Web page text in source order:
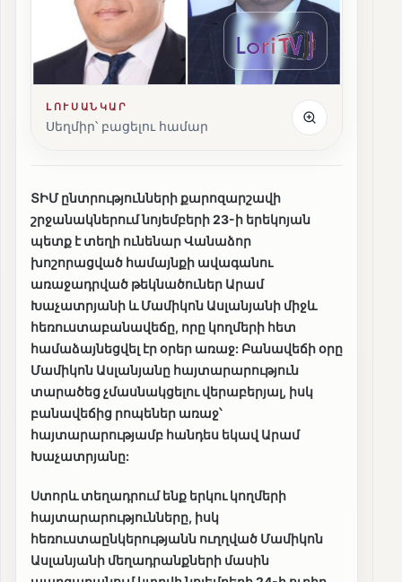
ԼՈՒՍԱՆԿԱՐ
Սեղմիր՝ բացելու համար
ՏԻՄ ընտրությունների քարոզարշավի
շրջանակներում նոյեմբերի 23-ի երեկոյան
պետք է տեղի ունենար Վանաձոր
խոշորացված համայնքի ավագանու
առաջադրված թեկնածուներ Արամ
Խաչատրյանի և Մամիկոն Ասլանյանի միջև
հեռուստաբանավեճը, որը կողմերի հետ
համաձայնեցվել էր օրեր առաջ: Բանավեճի օրը
Մամիկոն Ասլանյանը հայտարարություն
տարածեց չմասնակցելու վերաբերյալ, իսկ
բանավեճից րոպեներ առաջ՝
հայտարարությամբ հանդես եկավ Արամ
Խաչատրյանը:
Ստորև տեղադրում ենք երկու կողմերի
հայտարարությունները, իսկ
հեռուստաընկերությանն ուղղված Մամիկոն
Ասլանյանի մեղադրանքների մասին